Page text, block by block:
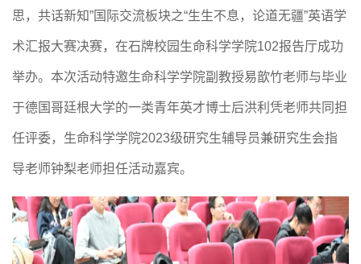
思，共话新知”国际交流板块之“生生不息，论道无疆”英语学
术汇报大赛决赛，在石牌校园生命科学学院102报告厅成功
举办。本次活动特邀生命科学学院副教授易歆竹老师与毕业
于德国哥廷根大学的一类青年英才博士后洪利凭老师共同担
任评委，生命科学学院2023级研究生辅导员兼研究生会指
导老师钟梨老师担任活动嘉宾。